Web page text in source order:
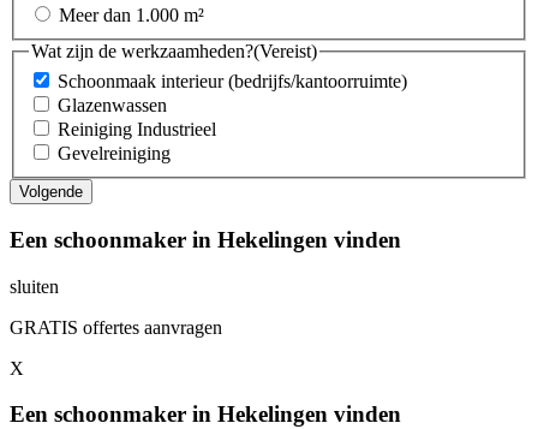
Meer dan 1.000 m²
Wat zijn de werkzaamheden?(Vereist)
Schoonmaak interieur (bedrijfs/kantoorruimte)
Glazenwassen
Reiniging Industrieel
Gevelreiniging
Een schoonmaker in Hekelingen vinden
sluiten
GRATIS offertes aanvragen
X
Een schoonmaker in Hekelingen vinden